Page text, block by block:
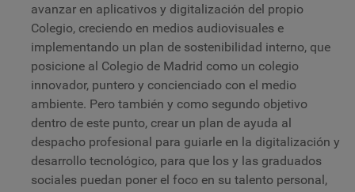
avanzar en aplicativos y digitalización del propio
Colegio, creciendo en medios audiovisuales e
implementando un plan de sostenibilidad interno, que
posicione al Colegio de Madrid como un colegio
innovador, puntero y concienciado con el medio
ambiente. Pero también y como segundo objetivo
dentro de este punto, crear un plan de ayuda al
despacho profesional para guiarle en la digitalización y
desarrollo tecnológico, para que los y las graduados
sociales puedan poner el foco en su talento personal,